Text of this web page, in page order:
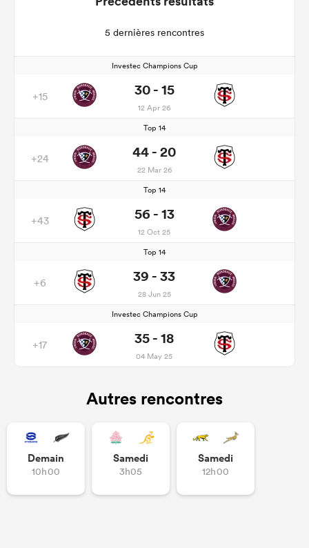
5 dernières rencontres
Investec Champions Cup
+15 30 - 15
12 Apr 26
Top 14
+24 44 - 20
22 Mar 26
Top 14
+43 56 - 13
12 Oct 25
Top 14
+6 39 - 33
28 Jun 25
Investec Champions Cup
+17 35 - 18
04 May 25
Autres rencontres
Demain
10h00
Samedi
3h05
Samedi
12h00